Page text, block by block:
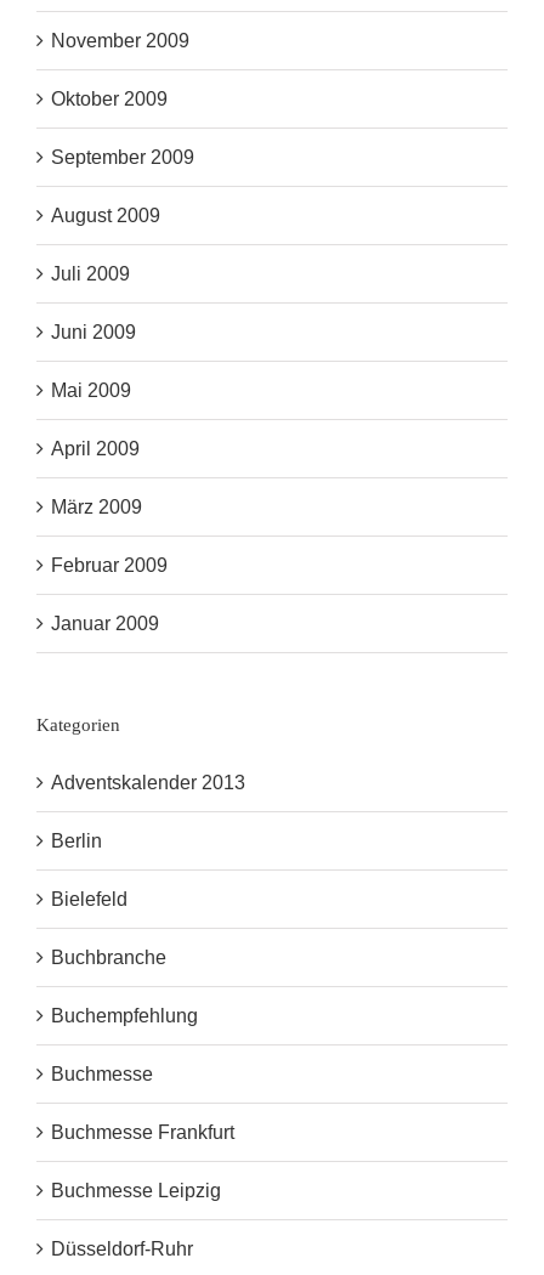
November 2009
Oktober 2009
September 2009
August 2009
Juli 2009
Juni 2009
Mai 2009
April 2009
März 2009
Februar 2009
Januar 2009
Kategorien
Adventskalender 2013
Berlin
Bielefeld
Buchbranche
Buchempfehlung
Buchmesse
Buchmesse Frankfurt
Buchmesse Leipzig
Düsseldorf-Ruhr